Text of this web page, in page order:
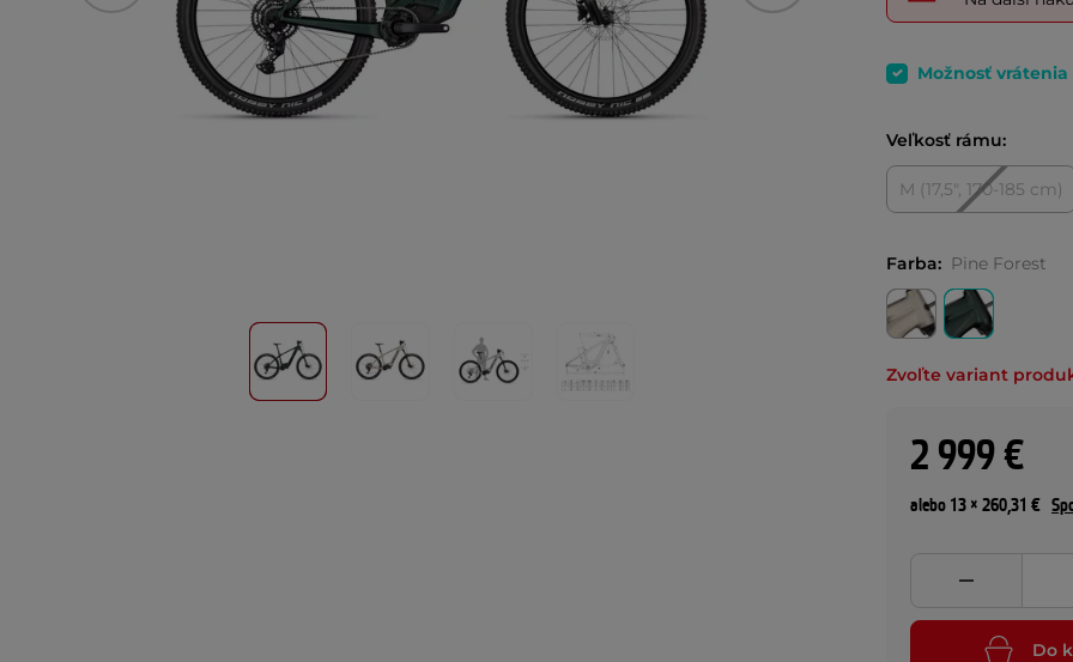
Možnosť
Veľkosť rámu:
M (17,5", 170-185 cm)
Farba: Pine Forest
Zvoľte variant
2 999 €
alebo 13 × 260,31 €
Do